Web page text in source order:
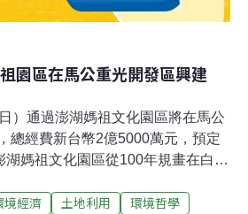
園區在馬公重光開發區興建
）通過澎湖媽祖文化園區將在馬公
總經費新台幣2億5000萬元，預定
湖媽祖文化園區從100年規畫在白沙
已鑄成，縣長賴峰偉上任後覺得有
境經濟 土地利用
環境哲學